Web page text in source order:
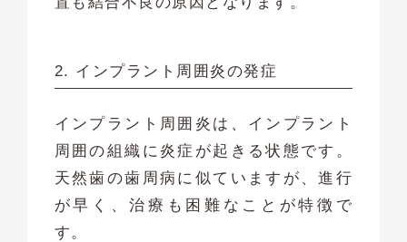
2. インプラント周囲炎の発症
インプラント周囲炎は、インプラント
周囲の組織に炎症が起きる状態です。
天然歯の歯周病に似ていますが、進行
が早く、治療も困難なことが特徴で
す。